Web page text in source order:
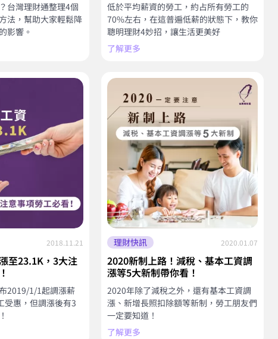
台灣理財通整理4個
法，幫助大家輕鬆降
影響。
低於平均薪資的勞工，約占所有勞工的
70%左右，在這普遍低薪的狀態下，教你
聰明理財4妙招，讓生活更美好
了解更多
2018.11.21
至23.1K，3大注
2019/1/1起調漲薪
受惠，但調漲後有3
理財快訊 2020.01.07
2020新制上路！減稅、基本工資調
漲等5大新制帶你看！
2020年除了減稅之外，還有基本工資調
漲、新增長照扣除額等新制，勞工朋友們
一定要知道！
了解更多